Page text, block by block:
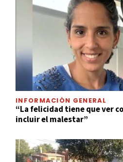
INFORMACIÓN GENERAL
“La felicidad tiene que ver
incluir el malestar”